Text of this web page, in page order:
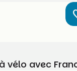
vélo avec